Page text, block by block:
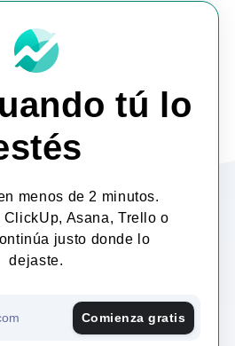
tú lo
menos de 2 minutos.
ClickUp, Asana, Trello o
justo donde lo
dejaste.
Comienza gratis